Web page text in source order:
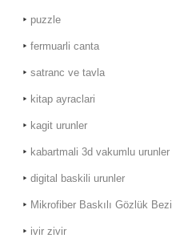
puzzle
fermuarli canta
satranc ve tavla
kitap ayraclari
kagit urunler
kabartmali 3d vakumlu urunler
digital baskili urunler
Mikrofiber Baskılı Gözlük Bezi
ivir zivir